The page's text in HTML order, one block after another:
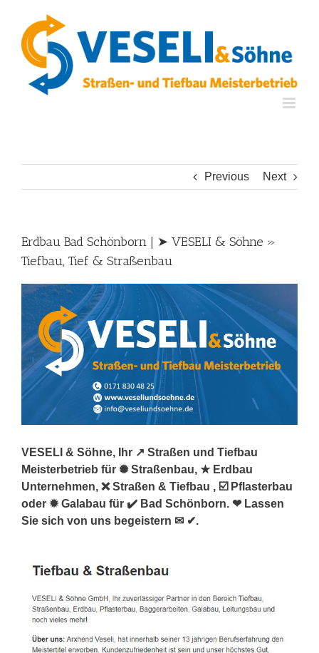
content
Previous Next
Erdbau Bad Schönborn | ➤ VESELI & Söhne »
Tiefbau, Tief & Straßenbau
VESELI & Söhne, Ihr ↗️ Straßen und Tiefbau
Meisterbetrieb für ✺ Straßenbau, ★ Erdbau
Unternehmen, ❌ Straßen & Tiefbau , ☑️ Pflasterbau
oder ✹ Galabau für ✔️ Bad Schönborn. ❤ Lassen
Sie sich von uns begeistern ✉ ✔.